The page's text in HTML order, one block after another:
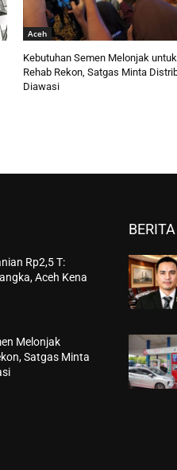
Aceh
Kebutuhan Semen Melonjak untuk
Rehab Rekon, Satgas Minta
Diawasi
Rp2,5 T:
Aceh Kena
Melonjak
Satgas Minta